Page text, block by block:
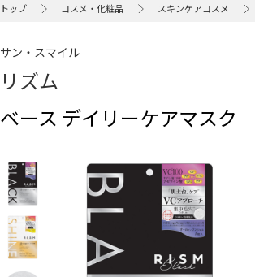
トップ コスメ・化粧品 スキンケアコスメ
サン・スマイル
リズム
ベース デイリーケアマスク